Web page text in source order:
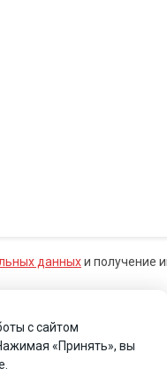
данныхи получение
с сайтом
«Принять», вы